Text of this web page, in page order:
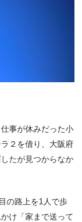
事が休みだった小
２を借り、大阪府
たが見つからなか
の路上を1人で歩
け「家まで送って